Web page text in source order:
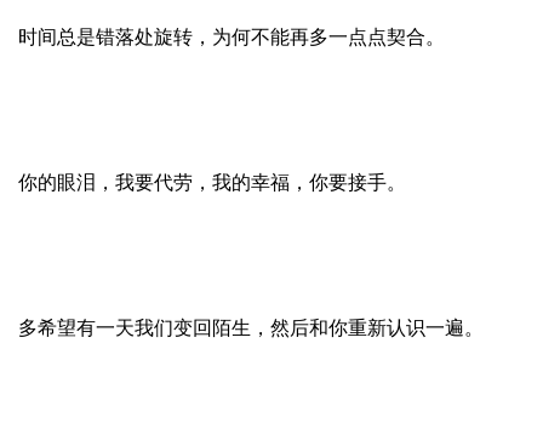
时间总是错落处旋转，为何不能再多一点点契合。
你的眼泪，我要代劳，我的幸福，你要接手。
多希望有一天我们变回陌生，然后和你重新认识一遍。